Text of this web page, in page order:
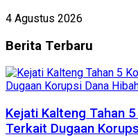
4 Agustus 2026
Berita Terbaru
Kejati Kalteng Tahan
Terkait Dugaan